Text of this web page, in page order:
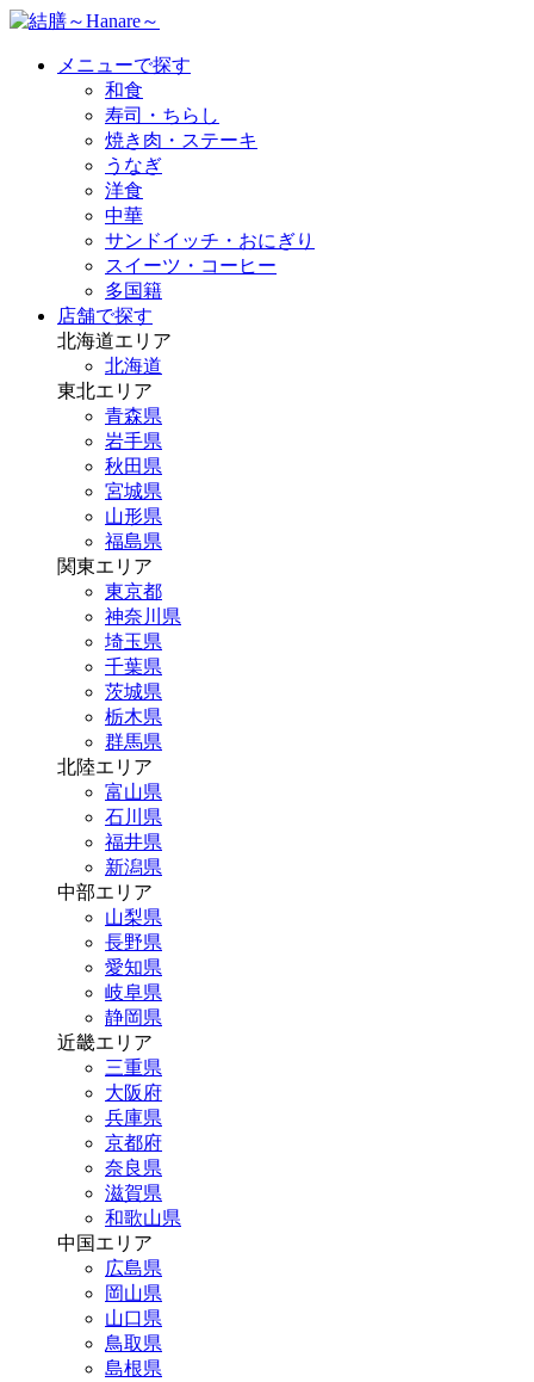
メニューで探す
和食
寿司・ちらし
焼き肉・ステーキ
うなぎ
洋食
中華
サンドイッチ・おにぎり
スイーツ・コーヒー
多国籍
店舗で探す
北海道エリア
北海道
東北エリア
青森県
岩手県
秋田県
宮城県
山形県
福島県
関東エリア
東京都
神奈川県
埼玉県
千葉県
茨城県
栃木県
群馬県
北陸エリア
富山県
石川県
福井県
新潟県
中部エリア
山梨県
長野県
愛知県
岐阜県
静岡県
近畿エリア
三重県
大阪府
兵庫県
京都府
奈良県
滋賀県
和歌山県
中国エリア
広島県
岡山県
山口県
鳥取県
島根県